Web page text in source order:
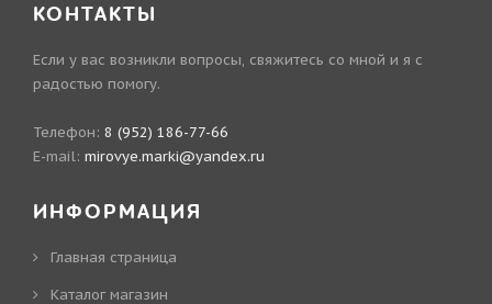
КОНТАКТЫ
Если у вас возникли вопросы, свяжитесь со мной и я с
радостью помогу.
Телефон: 8 (952) 186-77-66
E-mail: mirovye.marki@yandex.ru
ИНФОРМАЦИЯ
Главная страница
Каталог магазин